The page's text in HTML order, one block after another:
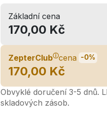
Základní cena
170,00 Kč
ZepterClubⓘcena -0%
170,00 Kč
Obvyklé doručení 3-5 dnů.
skladových zásob.